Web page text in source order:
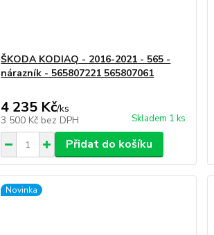
ŠKODA KODIAQ - 2016-2021 - 565 -
nárazník - 565807221 565807061
4 235 Kč/ks
3 500 Kč bez DPH Skladem 1 ks
Přidat do košíku
Novinka